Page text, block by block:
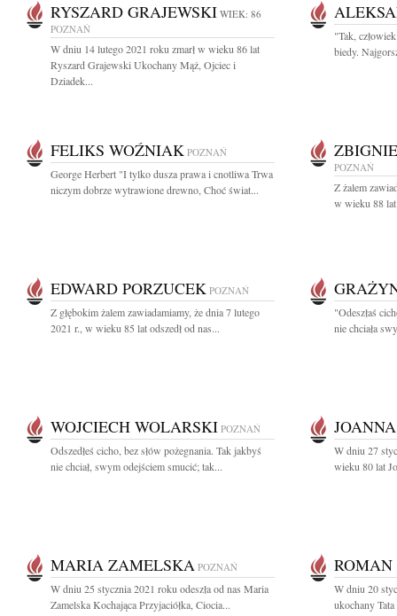
RYSZARD GRAJEWSKI WIEK: 86
POZNAŃ
W dniu 14 lutego 2021 roku zmarł w wieku 86 lat
Ryszard Grajewski Ukochany Mąż, Ojciec i
Dziadek...
"Tak,
biedy.
FELIKS WOŹNIAK POZNAŃ
George Herbert "I tylko dusza prawa i cnotliwa Trwa
niczym dobrze wytrawione drewno, Choć świat...
POZNAŃ
Z żalem
w wieku 88
EDWARD PORZUCEK POZNAŃ
Z głębokim żalem zawiadamiamy, że dnia 7 lutego
2021 r., w wieku 85 lat odszedł od nas...
"Odeszłaś
nie chciała
WOJCIECH WOLARSKI POZNAŃ
Odszedłeś cicho, bez słów pożegnania. Tak jakbyś
nie chciał, swym odejściem smucić; tak...
W dniu 27
wieku 80 lat
MARIA ZAMELSKA POZNAŃ
W dniu 25 stycznia 2021 roku odeszła od nas Maria
Zamelska Kochająca Przyjaciółka, Ciocia...
ROMAN
W dniu 20
ukochany